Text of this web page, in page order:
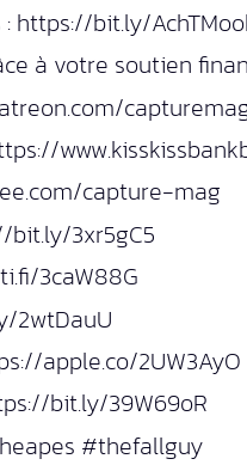
https://bit.ly/
à votre soutien
capture-mag
bit.ly/3xr5gC5
3caW88G
2wtDauU
apple.co/2UW3AyO
bit.ly/39W69oR
#thefallguy